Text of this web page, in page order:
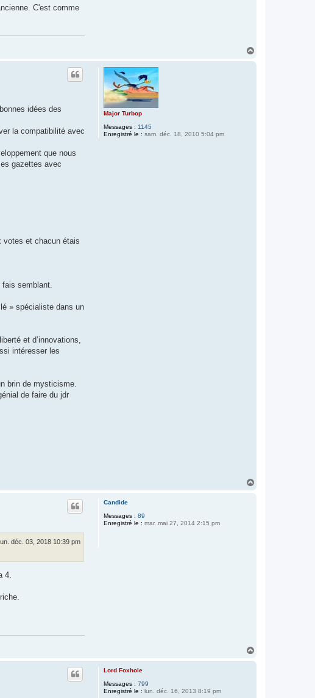
C'est comme
Major Turbop
Messages : 1145
Enregistré le : sam. déc. 18, 2010 5:04 pm
idées des
la compatibilité avec
que nous
gazettes avec
votes et chacun étais
semblant.
» spécialiste dans un
et d’innovations,
intéresser les
brin de mysticisme.
de faire du jdr
Candide
Messages : 89
Enregistré le : mar. mai 27, 2014 2:15 pm
déc. 03, 2018 10:39 pm
4.
Lord Foxhole
Messages : 799
Enregistré le : lun. déc. 16, 2013 8:19 pm